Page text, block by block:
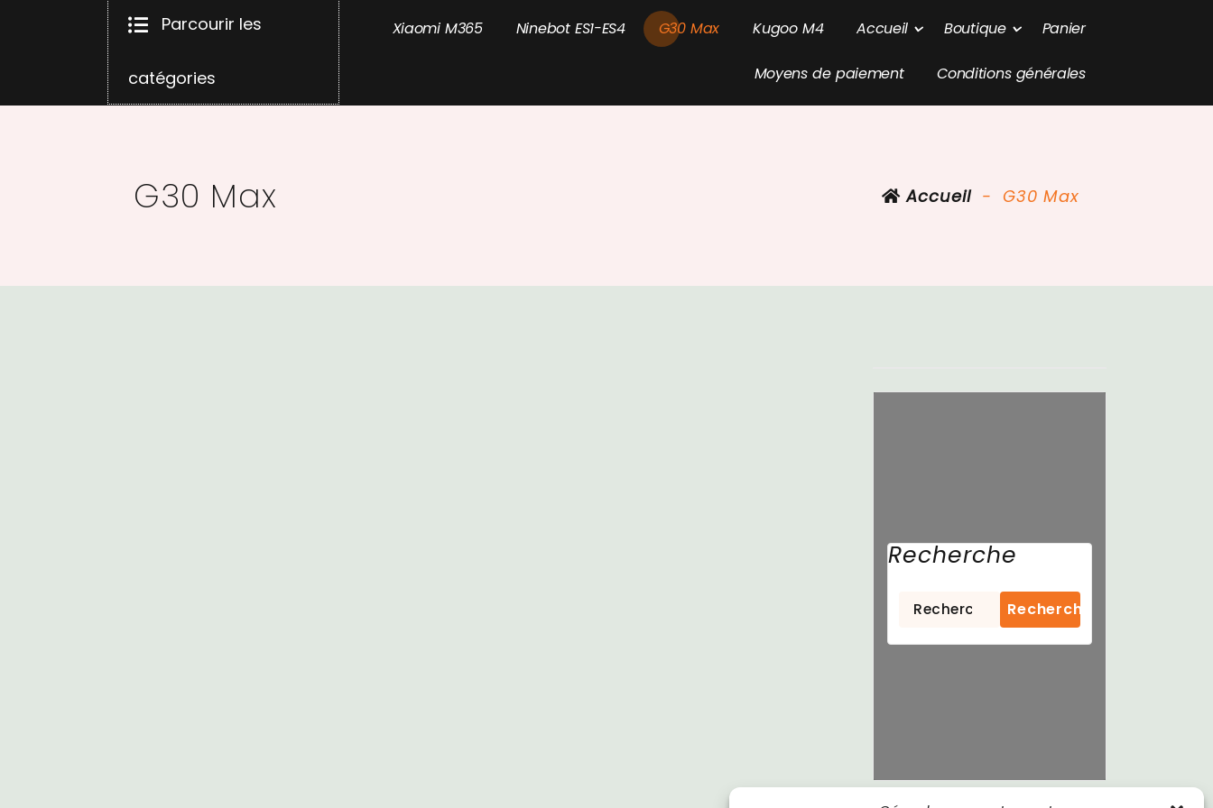
Parcourir les
catégories
Xiaomi M365 Ninebot ES1-ES4 G30 Max Kugoo M4 Accueil Boutique Panier
Moyens de paiement Conditions générales
G30 Max Accueil- G30 Max
Recherche